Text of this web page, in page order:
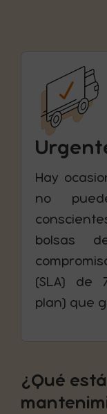
Hay
no
bolsas
(SLA) de
plan) que
¿Qué